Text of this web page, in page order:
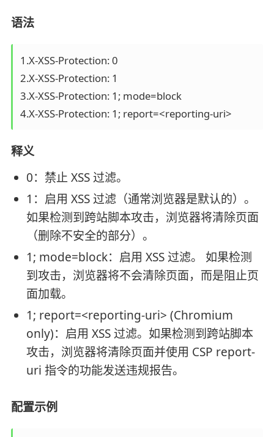
语法
1.X-XSS-Protection: 0
2.X-XSS-Protection: 1
3.X-XSS-Protection: 1; mode=block
4.X-XSS-Protection: 1; report=<reporting-uri>
释义
0：禁止 XSS 过滤。
1：启用 XSS 过滤（通常浏览器是默认的）。
如果检测到跨站脚本攻击，浏览器将清除页面
（删除不安全的部分）。
1; mode=block：启用 XSS 过滤。 如果检测
到攻击，浏览器将不会清除页面，而是阻止页
面加载。
1; report=<reporting-uri> (Chromium
only)：启用 XSS 过滤。如果检测到跨站脚本
攻击，浏览器将清除页面并使用 CSP report-
uri 指令的功能发送违规报告。
配置示例